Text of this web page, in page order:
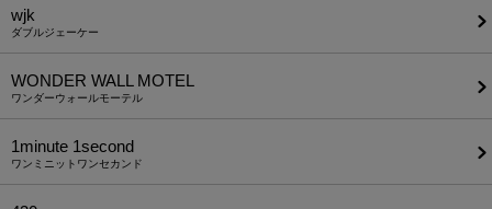
wjk
ダブルジェーケー
WONDER WALL MOTEL
ワンダーウォールモーテル
1minute​ 1second
ワンミニットワンセカンド